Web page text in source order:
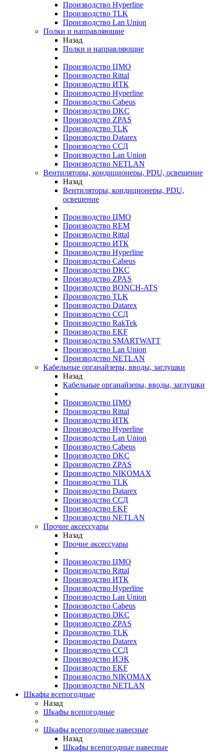
Производство Hyperline
Производство TLK
Производство Lan Union
Полки и направляющие
Назад
Полки и направляющие
Производство ЦМО
Производство Rittal
Производство ИТК
Производство Hyperline
Производство Cabeus
Производство DKC
Производство ZPAS
Производство TLK
Производство Datarex
Производство ССД
Производство Lan Union
Производство NETLAN
Вентиляторы, кондиционеры, PDU, освещение
Назад
Вентиляторы, кондиционеры, PDU,
освещение
Производство ЦМО
Производство REM
Производство Rittal
Производство ИТК
Производство Hyperline
Производство Cabeus
Производство DKC
Производство ZPAS
Производство BONCH-ATS
Производство TLK
Производство Datarex
Производство ССД
Производство RakTek
Производство EKF
Производство SMARTWATT
Производство Lan Union
Производство NETLAN
Кабельные органайзеры, вводы, заглушки
Назад
Кабельные органайзеры, вводы, заглушки
Производство ЦМО
Производство Rittal
Производство ИТК
Производство Hyperline
Производство Lan Union
Производство Cabeus
Производство DKC
Производство ZPAS
Производство NIKOMAX
Производство TLK
Производство Datarex
Производство ССД
Производство EKF
Производство NETLAN
Прочие аксеcсуары
Назад
Прочие аксеcсуары
Производство ЦМО
Производство Rittal
Производство ИТК
Производство Hyperline
Производство Lan Union
Производство Cabeus
Производство DKC
Производство ZPAS
Производство TLK
Производство Datarex
Производство ССД
Производство ИЭК
Производство EKF
Производство NIKOMAX
Производство NETLAN
Шкафы всепогодные
Назад
Шкафы всепогодные
Шкафы всепогодные навесные
Назад
Шкафы всепогодные навесные